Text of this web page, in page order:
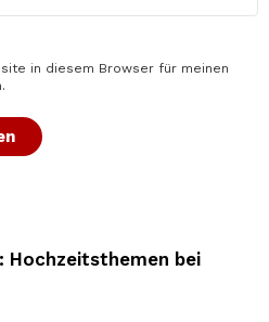
in diesem Browser für meinen
Hochzeitsthemen bei